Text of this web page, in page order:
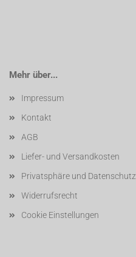
Mehr über...
Impressum
Kontakt
AGB
Liefer- und Versandkosten
Privatsphäre und Datenschutz
Widerrufsrecht
Cookie Einstellungen